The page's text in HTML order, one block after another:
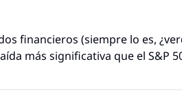
financieros (siempre lo es,
más significativa que el S&P